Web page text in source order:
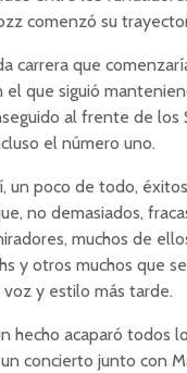
comenzó su
carrera que
el que siguió
al frente de los
el número uno.
un poco de todo,
no demasiados,
muchos de
y otros muchos que
voz y estilo más tarde.
hecho acaparó todos
concierto junto con